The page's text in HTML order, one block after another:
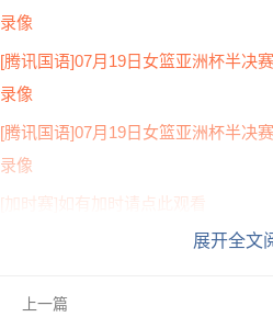
录像
[腾讯国语]07月19日女篮亚洲杯半决
录像
[腾讯国语]07月19日女篮亚洲杯半决
录像
[加时赛]如有加时请点此观看
展开全文
上一篇